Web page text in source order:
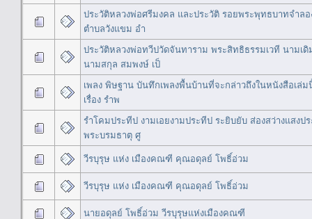
ประวัติหลวงพ่อศรีมงคล และประวัติ รอยพระพุทธบาทจำล
ตำบลวังแขม อำ
ประวัติหลวงพ่อทวีปวัดจันทาราม พระสิทธิธรรมเวที นามเ
นามสกุล สมพงษ์ เป็
เพลง พิษฐาน บันทึกเพลงพื้นบ้านที่จะกล่าวถึงในหนังสือเล่
เรื่อง รำพ
รำโคมประทีป งามเอยงามประทีป ระยิบยับ ส่องสว่างแสงป
พระบรมธาตุ ศู
วีรบุรุษ แห่ง เมืองคณฑี คุณอดุลย์ โพธิ์อ่วม
วีรบุรุษ แห่ง เมืองคณฑี คุณอดุลย์ โพธิ์อ่วม
นายอดุลย์ โพธิ์อ่วม วีรบุรุษแห่งเมืองคณฑี